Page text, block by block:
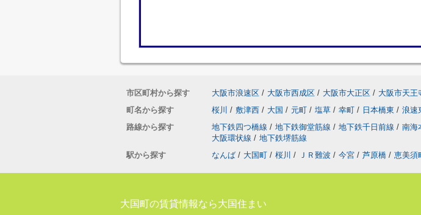
市区町村から探す 大阪市浪速区 / 大阪市西成区 / 大阪市大正区 / 大阪市天王
町名から探す
桜川 / 敷津西 / 大国 / 元町 / 塩草 / 幸町 / 日本橋東 / 浪速
路線から探す
地下鉄四つ橋線 / 地下鉄御堂筋線 / 地下鉄千日前線 / 南海
大阪環状線 / 地下鉄堺筋線
駅から探す
なんば / 大国町 / 桜川 / ＪＲ難波 / 今宮 / 芦原橋 / 恵美須
大国町の賃貸情報なら大国住まい